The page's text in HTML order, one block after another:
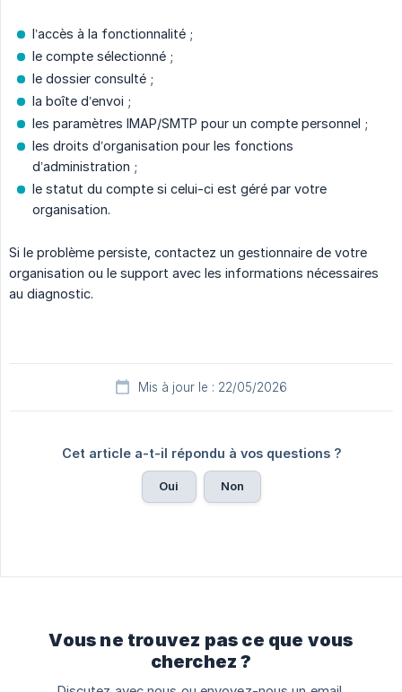
l’accès à la fonctionnalité ;
le compte sélectionné ;
le dossier consulté ;
la boîte d’envoi ;
les paramètres IMAP/SMTP pour un compte personnel ;
les droits d’organisation pour les fonctions
d’administration ;
le statut du compte si celui-ci est géré par votre
organisation.
Si le problème persiste, contactez un gestionnaire de votre
organisation ou le support avec les informations nécessaires
au diagnostic.
Mis à jour le : 22/05/2026
Cet article a-t-il répondu à vos questions ?
Oui Non
Vous ne trouvez pas ce que vous
cherchez ?